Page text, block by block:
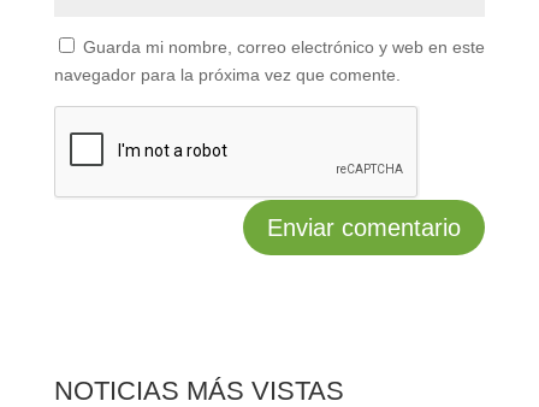
Guarda mi nombre, correo electrónico y web en este
navegador para la próxima vez que comente.
NOTICIAS MÁS VISTAS